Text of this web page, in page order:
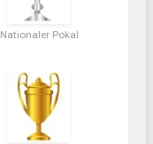
Nationaler Pokal